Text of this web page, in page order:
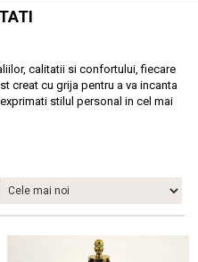
calitatii si confortului, fiecare
creat cu grija pentru a va incanta
stilul personal in cel mai